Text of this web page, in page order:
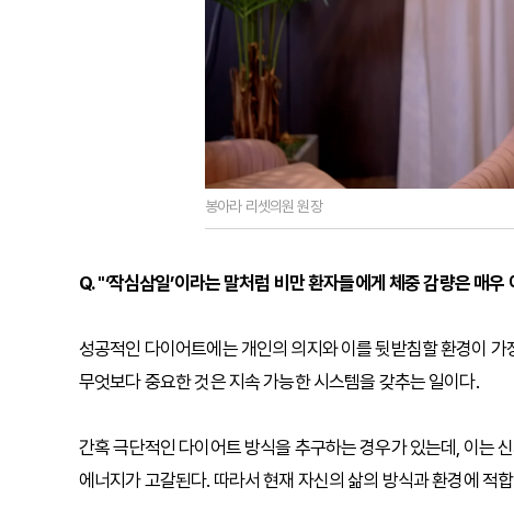
봉아라 리셋의원 원장
Q. "‘작심삼일’이라는 말처럼 비만 환자들에게 체중 감량은 매
성공적인 다이어트에는 개인의 의지와 이를 뒷받침할 환경이
무엇보다 중요한 것은 지속 가능한 시스템을 갖추는 일이다.
간혹 극단적인 다이어트 방식을 추구하는 경우가 있는데, 이는
에너지가 고갈된다. 따라서 현재 자신의 삶의 방식과 환경에 적